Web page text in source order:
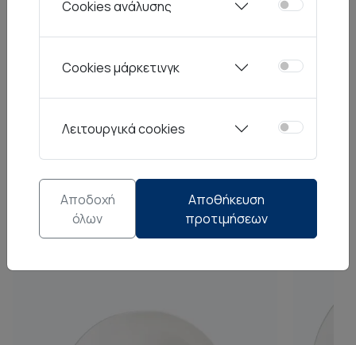
προσαρμοστικότητα, ενσωματώνεται εύκολα
Cookies ανάλυσης
Cookies μάρκετινγκ
Λειτουργικά cookies
Αποδοχή
όλων
Αποθήκευση
προτιμήσεων